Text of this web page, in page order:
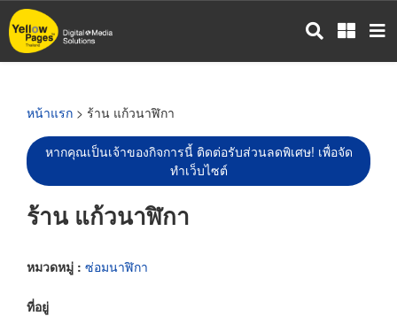
ข้าม
ไป
หน้าแรก > ร้าน แก้วนาฬิกา
หากคุณเป็นเจ้าของกิจการนี้ ติดต่อรับส่วนลดพิเศษ! เพื่อจัด
ทำเว็บไซต์
ร้าน แก้วนาฬิกา
หมวดหมู่ : ซ่อมนาฬิกา
ที่อยู่